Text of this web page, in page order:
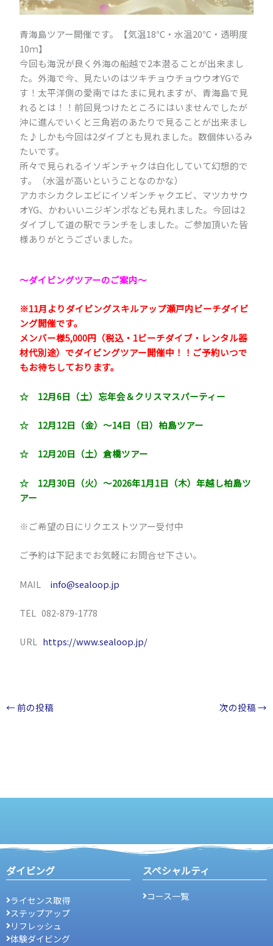
青海島ツアー開催です。【気温18℃・水温20℃・透明度
10ｍ】
今回も海況が良く外海の船越で2本潜ることが出来まし
た。外海で今、見たいのはツキチョウチョウウオYGで
す！太平洋側の愛南ではたまに見れますが、青海島で見
れるとは！！前回見つけたところにはいませんでしたが
沖に進んでいくと三角岩のあたりで見ることが出来まし
た♪しかも今回は2ダイブとも見れました。数個体いるみ
たいです。
所々で見られるイソギンチャクは白化していて幻想的で
す。（水温が高いということなのかな）
アカホシカクレエビにイソギンチャクエビ、マツカサウ
オYG、かわいいニジギンポなども見れました。今回は2
ダイブして道の駅でランチをしました。ご参加頂いた皆
様ありがとうございました。
～ダイビングツアーのご案内～
※11月よりダイビングスキルアップ瀬戸内ビーチダイビ
ング開催です。
メンバー様5,000円（税込・1ビーチダイブ・レンタル器
材代別途）でダイビングツアー開催中！！ご予約いつで
もお待ちしております。
☆ 12月6日（土）忘年会＆クリスマスパーティー
☆ 12月12日（金）～14日（日）柏島ツアー
☆ 12月20日（土）倉橋ツアー
☆ 12月30日（火）～2026年1月1日（木）年越し柏島ツ
アー
※ご希望の日にリクエストツアー受付中
ご予約は下記までお気軽にお問合せ下さい。
MAIL info@sealoop.jp
TEL 082-879-1778
URL https://www.sealoop.jp/
← 前の投稿 次の投稿→
ダイビング
ライセンス取得
ステップアップ
リフレッシュ
体験ダイビング
スペシャルティ
コース一覧